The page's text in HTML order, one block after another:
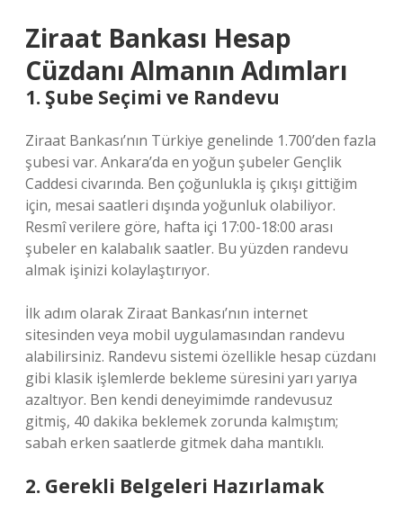
Ziraat Bankası Hesap
Cüzdanı Almanın Adımları
1. Şube Seçimi ve Randevu
Ziraat Bankası’nın Türkiye genelinde 1.700’den fazla
şubesi var. Ankara’da en yoğun şubeler Gençlik
Caddesi civarında. Ben çoğunlukla iş çıkışı gittiğim
için, mesai saatleri dışında yoğunluk olabiliyor.
Resmî verilere göre, hafta içi 17:00-18:00 arası
şubeler en kalabalık saatler. Bu yüzden randevu
almak işinizi kolaylaştırıyor.
İlk adım olarak Ziraat Bankası’nın internet
sitesinden veya mobil uygulamasından randevu
alabilirsiniz. Randevu sistemi özellikle hesap cüzdanı
gibi klasik işlemlerde bekleme süresini yarı yarıya
azaltıyor. Ben kendi deneyimimde randevusuz
gitmiş, 40 dakika beklemek zorunda kalmıştım;
sabah erken saatlerde gitmek daha mantıklı.
2. Gerekli Belgeleri Hazırlamak